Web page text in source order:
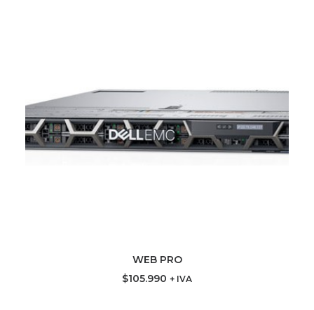
WEB PRO
$105.990 + IVA